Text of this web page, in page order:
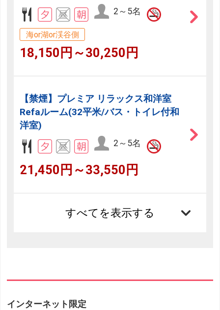
2～5名
海or湖or渓谷側
18,150円～30,250円
【禁煙】プレミア リラックス和洋室
Refaルーム(32平米/バス・トイレ付和
洋室)
2～5名
21,450円～33,550円
すべてを表示する
インターネット限定